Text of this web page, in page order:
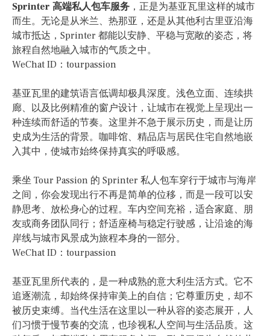
Sprinter 高端私人包车服务 ，正是为基亚瓦里这样的城市
而生。无论是从米兰、热那亚，还是从其他利古里亚沿海
城市抵达，Sprinter 都能以安静、平稳与宽敞的姿态，将
旅程自然地融入城市的气质之中。
WeChat ID：tourpassion
基亚瓦里的建筑语言低调却极具深度。浅色立面、连续拱
廊、以及比例精准的窗户设计，让城市在视觉上呈现出一
种连续而舒适的节奏。这里并不急于展示历史，而是让历
史成为生活的背景。咖啡馆、精品店与居民住宅自然地嵌
入其中，使城市始终保持真实的呼吸感。
乘坐 Tour Passion 的 Sprinter 私人包车穿行于城市与海岸
之间，你会发现出行不再是简单的位移，而是一段可以安
静思考、放松身心的过程。车内空间充裕，适合家庭、朋
友或商务团队同行；舒适座椅与稳定行驶感，让沿途的海
岸线与城市风景成为旅程本身的一部分。
WeChat ID：tourpassion
基亚瓦里所代表的，是一种成熟的意大利生活方式。它不
追逐潮流，却始终保持审美上的自信；它尊重历史，却不
被历史束缚。当代生活在这里以一种从容的姿态展开，人
们习惯于慢节奏的交流，也珍视私人空间与生活品质。这